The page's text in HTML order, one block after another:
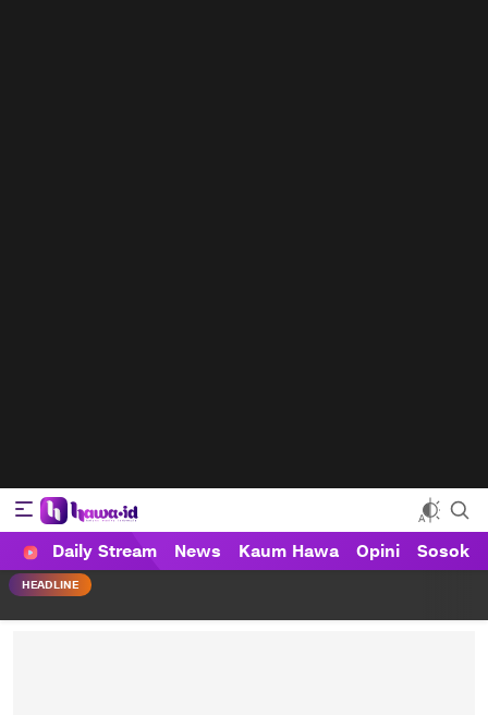
HAWA
Haluan Wanita Indonesia
Daily Stream News Kaum Hawa Opini Sosok
HEADLINE